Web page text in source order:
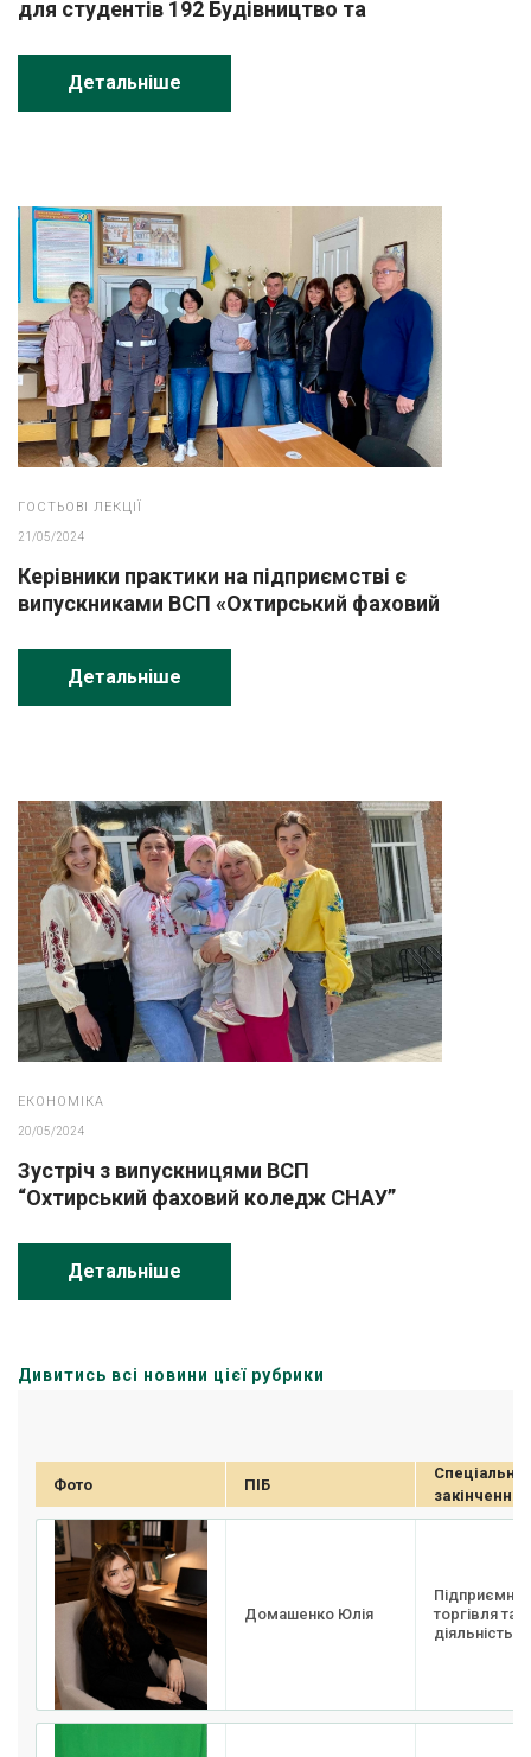
для студентів 192 Будівництво та
Детальніше
ГОСТЬОВІ ЛЕКЦІЇ
21/05/2024
Керівники практики на підприємстві є
випускниками ВСП «Охтирський фаховий
Детальніше
ЕКОНОМІКА
20/05/2024
Зустріч з випускницями ВСП
“Охтирський фаховий коледж СНАУ”
Детальніше
Дивитись всі новини цієї рубрики
Фото ПІБ
закінчення
Домашенко Юлія
торгівля та
діяльність,